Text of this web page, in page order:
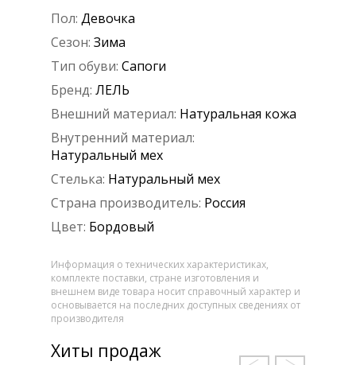
Пол: Девочка
Сезон: Зима
Тип обуви: Сапоги
Бренд: ЛЕЛЬ
Внешний материал: Натуральная кожа
Внутренний материал:
Натуральный мех
Стелька: Натуральный мех
Страна производитель: Россия
Цвет: Бордовый
Информация о технических характеристиках,
комплекте поставки, стране изготовления и
внешнем виде товара носит справочный характер и
основывается на последних доступных сведениях от
производителя
Хиты продаж